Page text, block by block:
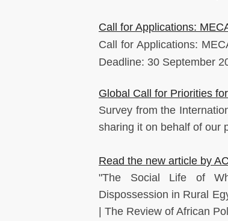
Call for Applications:
Call for Applications:
Deadline: 30 September
Global Call for Priorities
Survey from the
sharing it on behalf of our
Read the new article by
"The Social Life of
Dispossession in Rural
| The Review of African